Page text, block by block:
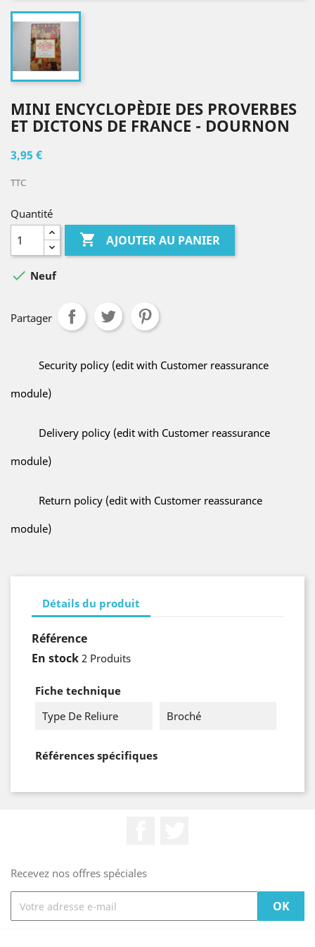
MINI ENCYCLOPÈDIE DES PROVERBES
ET DICTONS DE FRANCE - DOURNON
3,95 €
TTC
Quantité
 AJOUTER AU PANIER
 Neuf
Partager
Security policy (edit with Customer reassurance
module)
Delivery policy (edit with Customer reassurance
module)
Return policy (edit with Customer reassurance
module)
Détails du produit
Référence
En stock 2 Produits
Fiche technique
Type De Reliure
Broché
Références spécifiques
Recevez nos offres spéciales